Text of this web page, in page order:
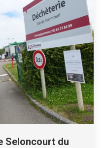
Seloncourt du